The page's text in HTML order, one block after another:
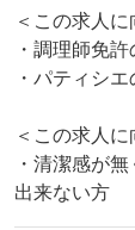
＜この求人
・調理師免
・パティシ
＜この求人
・清潔感が
出来ない方